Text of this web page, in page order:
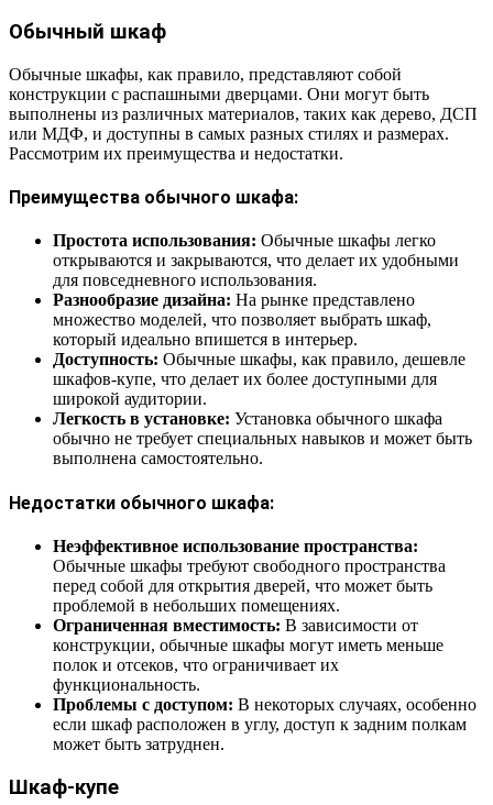
Обычный шкаф
Обычные шкафы, как правило, представляют собой
конструкции с распашными дверцами. Они могут быть
выполнены из различных материалов, таких как дерево, ДСП
или МДФ, и доступны в самых разных стилях и размерах.
Рассмотрим их преимущества и недостатки.
Преимущества обычного шкафа:
Простота использования: Обычные шкафы легко
открываются и закрываются, что делает их удобными
для повседневного использования.
Разнообразие дизайна: На рынке представлено
множество моделей, что позволяет выбрать шкаф,
который идеально впишется в интерьер.
Доступность: Обычные шкафы, как правило, дешевле
шкафов-купе, что делает их более доступными для
широкой аудитории.
Легкость в установке: Установка обычного шкафа
обычно не требует специальных навыков и может быть
выполнена самостоятельно.
Недостатки обычного шкафа:
Неэффективное использование пространства:
Обычные шкафы требуют свободного пространства
перед собой для открытия дверей, что может быть
проблемой в небольших помещениях.
Ограниченная вместимость: В зависимости от
конструкции, обычные шкафы могут иметь меньше
полок и отсеков, что ограничивает их
функциональность.
Проблемы с доступом: В некоторых случаях, особенно
если шкаф расположен в углу, доступ к задним полкам
может быть затруднен.
Шкаф-купе